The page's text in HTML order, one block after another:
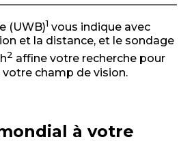
(UWB)1 vous indique avec
et la distance, et le sondage
2 affine votre recherche pour
champ de vision.
à votre